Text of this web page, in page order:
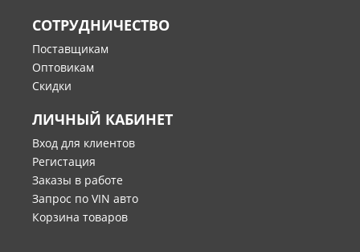
СОТРУДНИЧЕСТВО
Поставщикам
Оптовикам
Скидки
ЛИЧНЫЙ КАБИНЕТ
Вход для клиентов
Регистация
Заказы в работе
Запрос по VIN авто
Корзина товаров